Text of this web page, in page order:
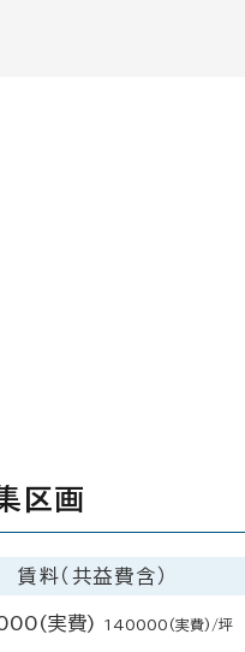
区画
賃料（共益費含）
実費) 140000(実費)/坪